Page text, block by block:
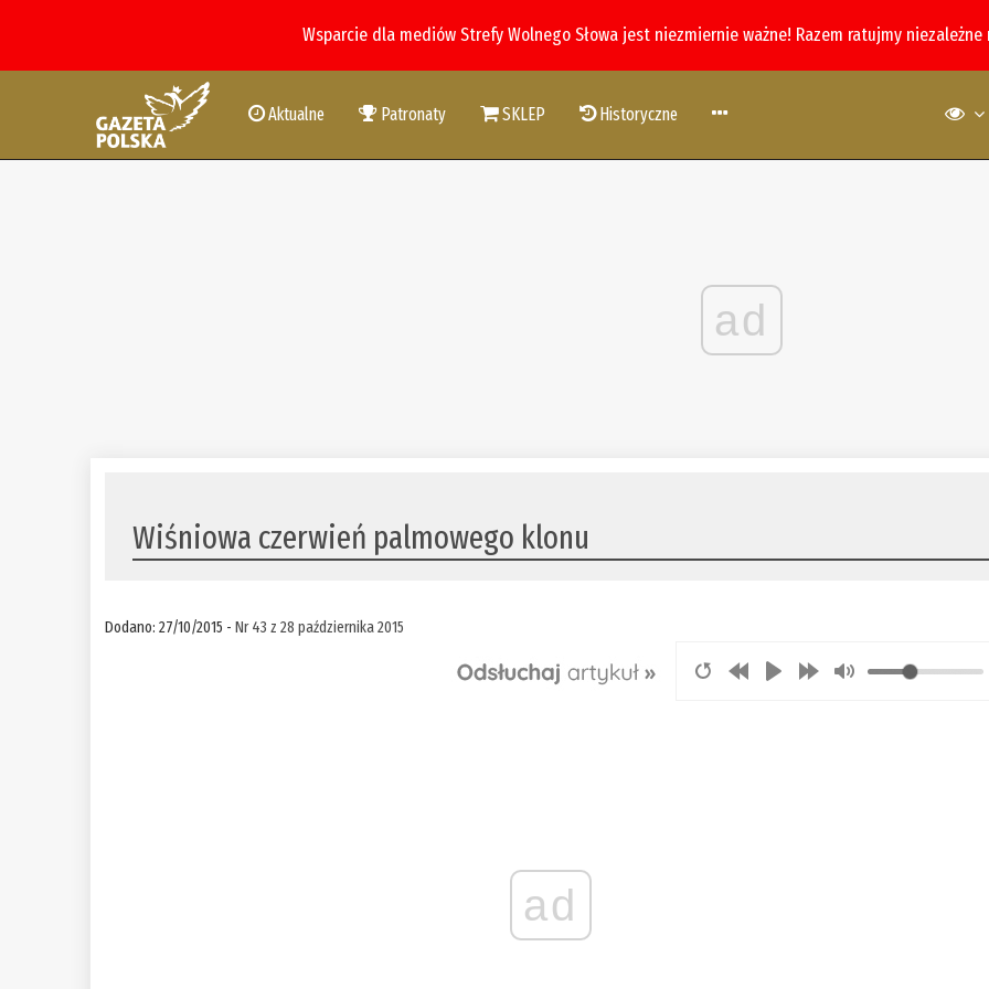
Wsparcie dla mediów Strefy Wolnego Słowa jest niezmiernie ważne! Razem ratujmy
Aktualne Patronaty SKLEP Historyczne
ad
Wiśniowa czerwień palmowego klonu
Dodano: 27/10/2015 -Nr 43 z 28 października 2015
ad